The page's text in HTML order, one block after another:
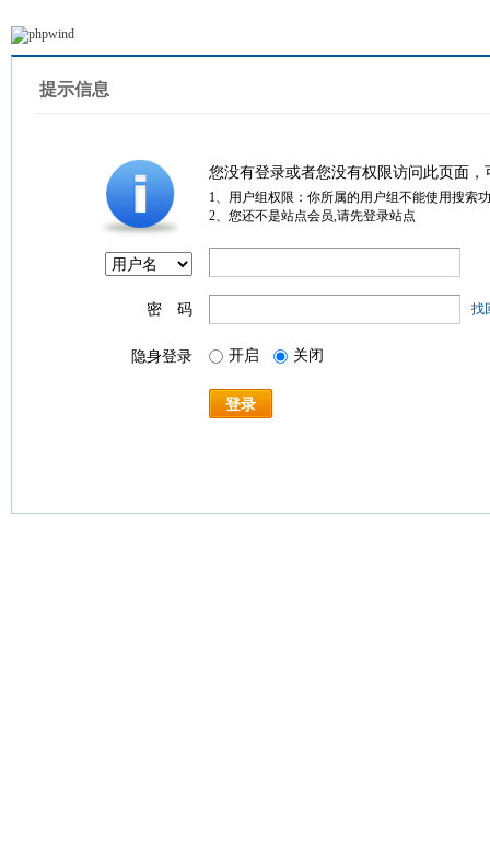
提示信息
您没有登录或者您没有权限访问此页面
1、用户组权限：你所属的用户组不能使用搜索
2、您还不是站点会员,请先登录站点
密 码 找
隐身登录 开启 关闭
登录